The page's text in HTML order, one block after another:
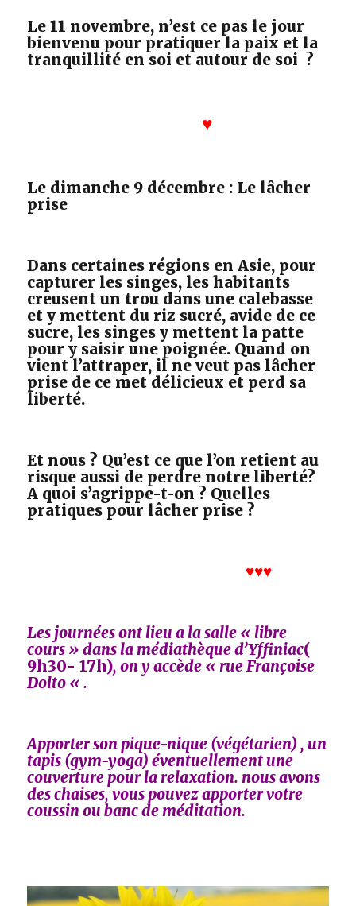
Le 11 novembre, n’est ce pas le jour
bienvenu pour pratiquer la paix et la
tranquillité en soi et autour de soi ?
♥
Le dimanche 9 décembre : Le lâcher
prise
Dans certaines régions en Asie, pour
capturer les singes, les habitants
creusent un trou dans une calebasse
et y mettent du riz sucré, avide de ce
sucre, les singes y mettent la patte
pour y saisir une poignée. Quand on
vient l’attraper, il ne veut pas lâcher
prise de ce met délicieux et perd sa
liberté.
Et nous ? Qu’est ce que l’on retient au
risque aussi de perdre notre liberté?
A quoi s’agrippe-t-on ? Quelles
pratiques pour lâcher prise ?
♥♥♥
Les journées ont lieu a la salle « libre
cours » dans la médiathèque d’Yffiniac(
9h30- 17h), on y accède « rue Françoise
Dolto « .
Apporter son pique-nique (végétarien) , un
tapis (gym-yoga) éventuellement une
couverture pour la relaxation. nous avons
des chaises, vous pouvez apporter votre
coussin ou banc de méditation.